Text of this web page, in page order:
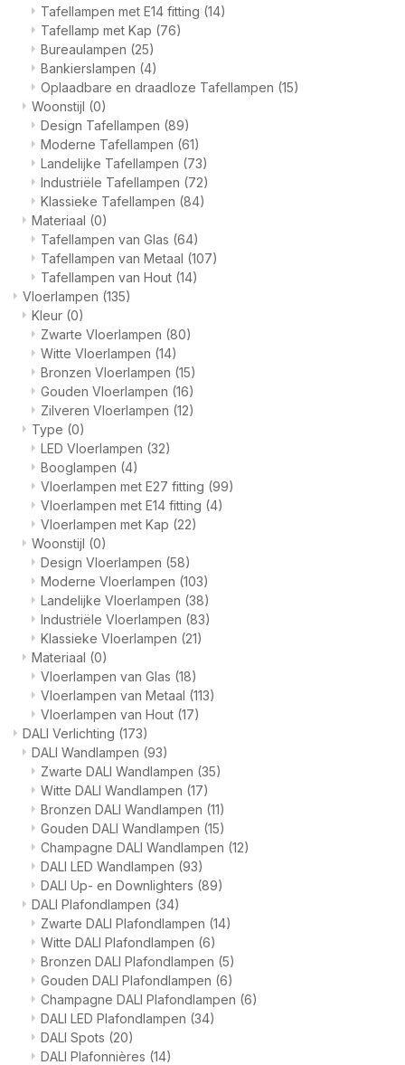
Tafellampen met E14 fitting (14)
Tafellamp met Kap (76)
Bureaulampen (25)
Bankierslampen (4)
Oplaadbare en draadloze Tafellampen (15)
Woonstijl (0)
Design Tafellampen (89)
Moderne Tafellampen (61)
Landelijke Tafellampen (73)
Industriële Tafellampen (72)
Klassieke Tafellampen (84)
Materiaal (0)
Tafellampen van Glas (64)
Tafellampen van Metaal (107)
Tafellampen van Hout (14)
Vloerlampen (135)
Kleur (0)
Zwarte Vloerlampen (80)
Witte Vloerlampen (14)
Bronzen Vloerlampen (15)
Gouden Vloerlampen (16)
Zilveren Vloerlampen (12)
Type (0)
LED Vloerlampen (32)
Booglampen (4)
Vloerlampen met E27 fitting (99)
Vloerlampen met E14 fitting (4)
Vloerlampen met Kap (22)
Woonstijl (0)
Design Vloerlampen (58)
Moderne Vloerlampen (103)
Landelijke Vloerlampen (38)
Industriële Vloerlampen (83)
Klassieke Vloerlampen (21)
Materiaal (0)
Vloerlampen van Glas (18)
Vloerlampen van Metaal (113)
Vloerlampen van Hout (17)
DALI Verlichting (173)
DALI Wandlampen (93)
Zwarte DALI Wandlampen (35)
Witte DALI Wandlampen (17)
Bronzen DALI Wandlampen (11)
Gouden DALI Wandlampen (15)
Champagne DALI Wandlampen (12)
DALI LED Wandlampen (93)
DALI Up- en Downlighters (89)
DALI Plafondlampen (34)
Zwarte DALI Plafondlampen (14)
Witte DALI Plafondlampen (6)
Bronzen DALI Plafondlampen (5)
Gouden DALI Plafondlampen (6)
Champagne DALI Plafondlampen (6)
DALI LED Plafondlampen (34)
DALI Spots (20)
DALI Plafonnières (14)